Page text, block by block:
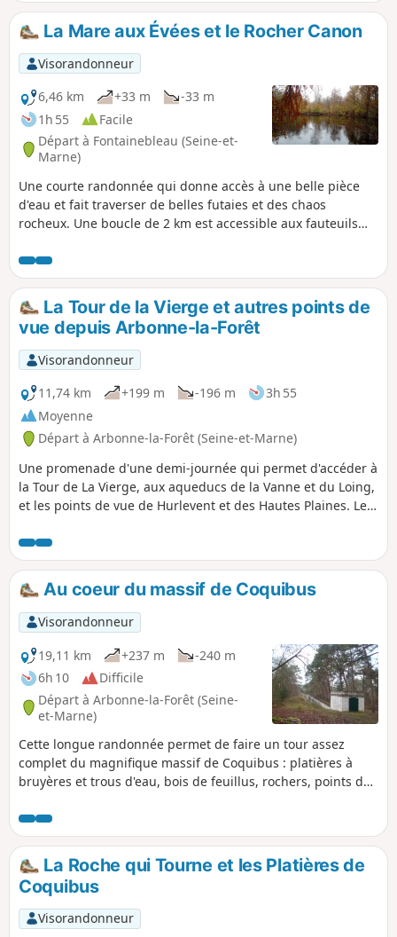
La Mare aux Évées et le Rocher Canon
Visorandonneur
6,46 km
+33 m
-33 m
1h 55
Facile
Départ à Fontainebleau (Seine-et-
Marne)
Une courte randonnée qui donne accès à une belle pièce
d'eau et fait traverser de belles futaies et des chaos
rocheux. Une boucle de 2 km est accessible aux fauteuils
La Tour de la Vierge et autres points de
vue depuis Arbonne-la-Forêt
Visorandonneur
11,74 km
+199 m -196 m
3h 55
Moyenne
Départ à Arbonne-la-Forêt (Seine-et-Marne)
Une promenade d'une demi-journée qui permet d'accéder à
la Tour de La Vierge, aux aqueducs de la Vanne et du Loing,
et les points de vue de Hurlevent et des Hautes Plaines. Le
rochers et des parcours de liaisons tranquilles pour se
détendre. Attention: comptez 13 km et 300m de dénivelé
positif. C'est assez dynamique pour une randonnée
relativement courte.
Au coeur du massif de Coquibus
Visorandonneur
19,11 km
+237 m
-240 m
6h 10
Difficile
Départ à Arbonne-la-Forêt (Seine-
et-Marne)
Cette longue randonnée permet de faire un tour assez
complet du magnifique massif de Coquibus : platières à
bruyères et trous d'eau, bois de feuillus, rochers, points de
grès)...
La Roche qui Tourne et les Platières de
Coquibus
Visorandonneur